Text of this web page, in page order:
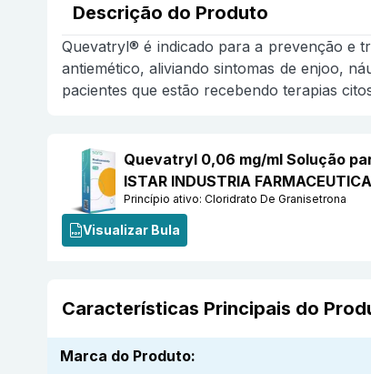
Descrição do Produto
Quevatryl® é indicado para a prevenção e
antiemético, aliviando sintomas de enjoo,
pacientes que estão recebendo terapias
Quevatryl 0,06 mg/ml Solução
ISTAR INDUSTRIA FARMACEUTICA
Princípio ativo: Cloridrato De Granisetrona
Visualizar Bula
Características Principais do
Marca do Produto: